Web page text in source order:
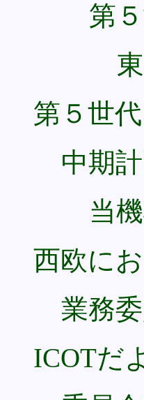
第
第５世
中期
当
西欧に
業務
ICOTだ